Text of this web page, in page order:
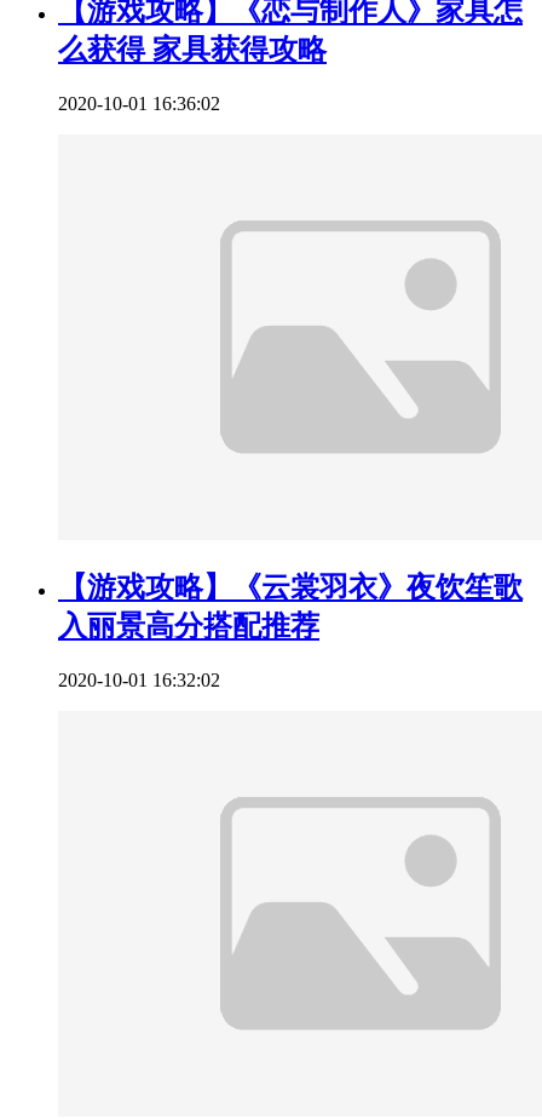
【游戏攻略】《恋与制作人》家具怎
么获得 家具获得攻略
2020-10-01 16:36:02
【游戏攻略】《云裳羽衣》夜饮笙歌
入丽景高分搭配推荐
2020-10-01 16:32:02